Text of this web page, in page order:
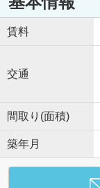
賃料
交通
間取り(面積)
築年月